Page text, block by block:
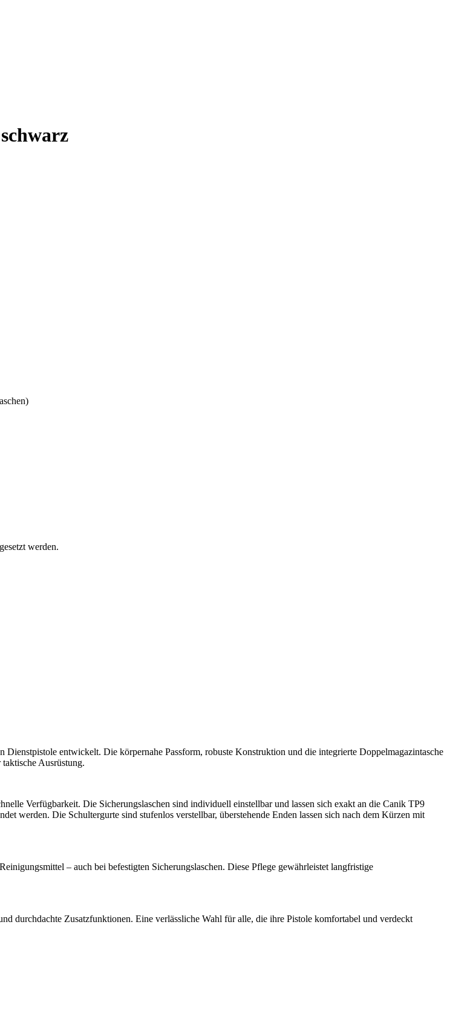
werden.
entwickelt. Die körpernahe Passform, robuste Konstruktion und die integrierte Doppelmagazintasche
Ausrüstung.
Verfügbarkeit. Die Sicherungslaschen sind individuell einstellbar und lassen sich exakt an die Canik TP9
werden. Die Schultergurte sind stufenlos verstellbar, überstehende Enden lassen sich nach dem Kürzen mit
– auch bei befestigten Sicherungslaschen. Diese Pflege gewährleistet langfristige
durchdachte Zusatzfunktionen. Eine verlässliche Wahl für alle, die ihre Pistole komfortabel und verdeckt